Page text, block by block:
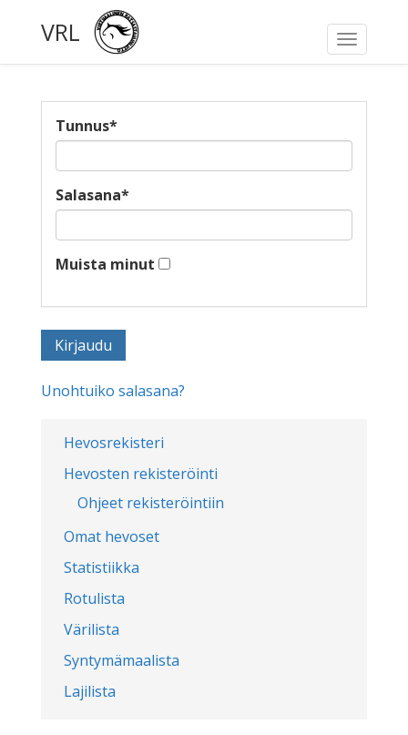
Toggle
VRL
Hevosrekisteri
Hevosten rekisteröinti
Ohjeet rekisteröintiin
Omat hevoset
Statistiikka
Rotulista
Värilista
Syntymämaalista
Lajilista
Tunnus*
Salasana*
Muista minut
Unohtuiko salasana?